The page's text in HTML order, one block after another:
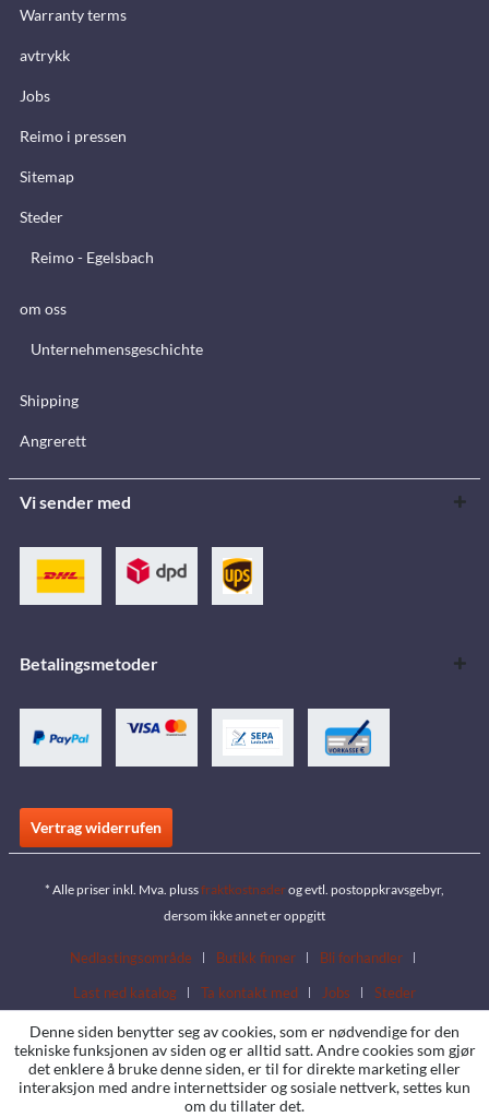
Warranty terms
avtrykk
Jobs
Reimo i pressen
Sitemap
Steder
Reimo - Egelsbach
om oss
Unternehmensgeschichte
Shipping
Angrerett
Vi sender med
Betalingsmetoder
Vertrag widerrufen
* Alle priser inkl. Mva. plussfraktkostnaderog evtl. postoppkravsgebyr,
dersom ikke annet er oppgitt
Nedlastingsområde Butikk finner
Bli forhandler
Last ned katalog
Ta kontakt med Jobs Steder
Denne siden benytter seg av cookies, som er nødvendige for den
tekniske funksjonen av siden og er alltid satt. Andre cookies som gjør
det enklere å bruke denne siden, er til for direkte marketing eller
interaksjon med andre internettsider og sosiale nettverk, settes kun
om du tillater det.